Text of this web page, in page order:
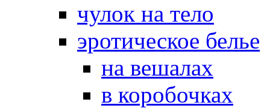
чулок на тело
эротическое белье
на вешалах
в коробочках